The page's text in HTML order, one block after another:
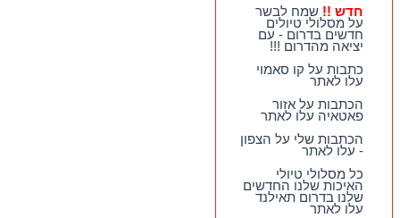
בצפון תאילנד
חדש !! שמח לבשר על
מסלולי טיולים חדשים
מהדרום !!!
עלו לאתר
חדש !! שמח לבשר
על מסלולי טיולים
חדשים בדרום - עם
יציאה מהדרום !!!
כתבות על קו סאמוי
עלו לאתר
הכתבות על אזור
פאטאיה עלו לאתר
הכתבות שלי על הצפון
- עלו לאתר
כל מסלולי טיולי
האיכות שלנו החדשים
שלנו בדרום תאילנד
עלו לאתר